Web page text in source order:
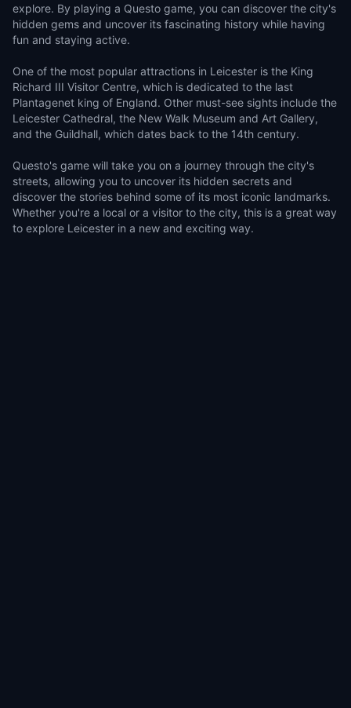
explore. By playing a Questo game, you can discover the city's
hidden gems and uncover its fascinating history while having
fun and staying active.
One of the most popular attractions in Leicester is the King
Richard III Visitor Centre, which is dedicated to the last
Plantagenet king of England. Other must-see sights include the
Leicester Cathedral, the New Walk Museum and Art Gallery,
and the Guildhall, which dates back to the 14th century.
Questo's game will take you on a journey through the city's
streets, allowing you to uncover its hidden secrets and
discover the stories behind some of its most iconic landmarks.
Whether you're a local or a visitor to the city, this is a great way
to explore Leicester in a new and exciting way.